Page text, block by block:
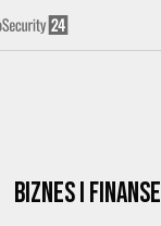
Biznes i Finanse